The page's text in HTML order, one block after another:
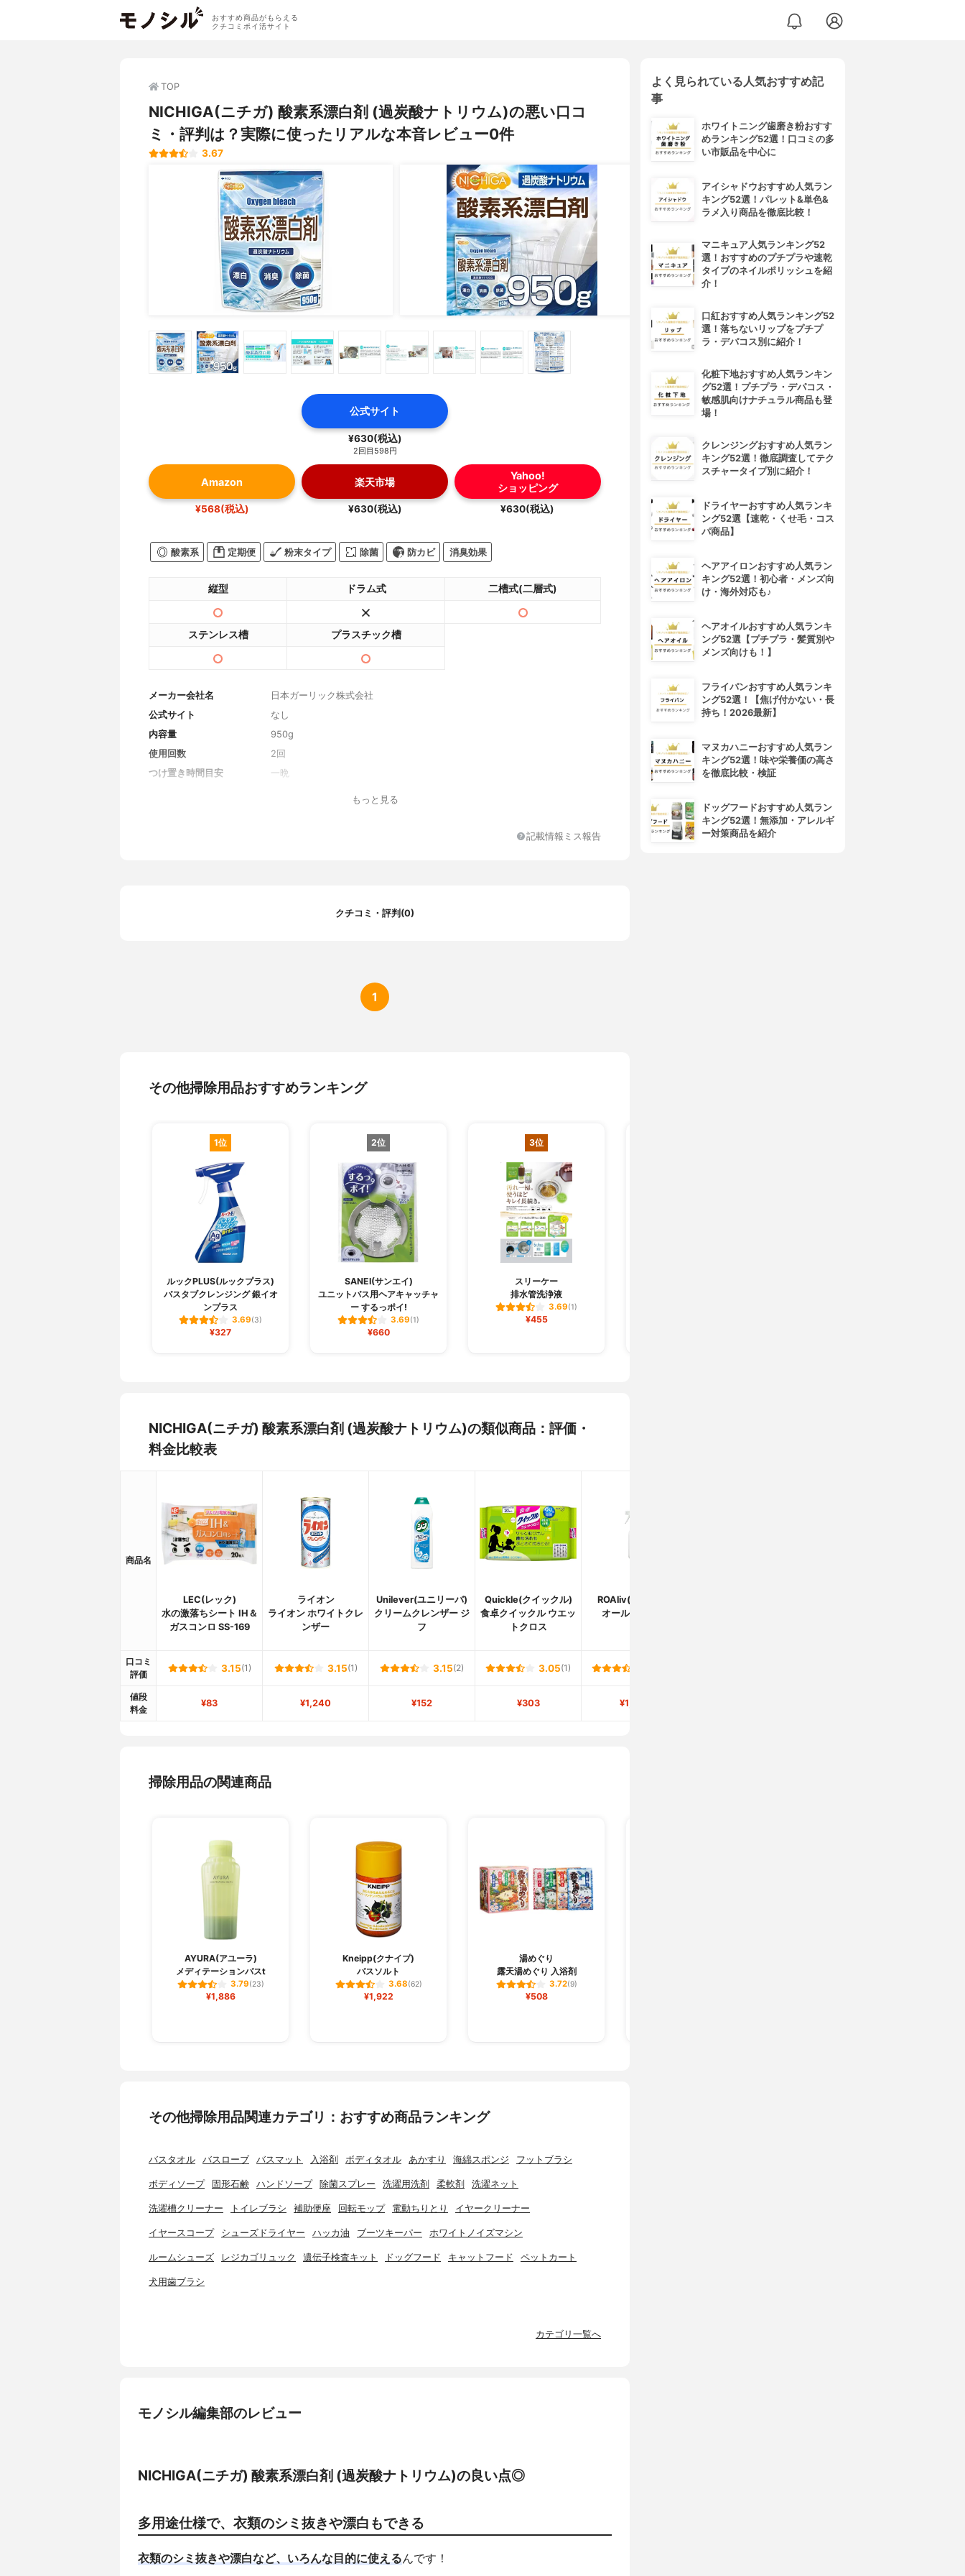
おすすめ商品がもらえる
クチコミポイ活サイト
TOP
NICHIGA(ニチガ) 酸素系漂白剤 (過炭酸ナトリウム)の悪い口コ
ミ・評判は？実際に使ったリアルな本音レビュー0件
3.67
公式サイト
¥630(税込)
2回目598円
Amazon
¥568(税込)
楽天市場
¥630(税込)
Yahoo!
ショッピング
¥630(税込)
酸素系 定期便 粉末タイプ 除菌 防カビ 消臭効果
縦型 ドラム式 二槽式(二層式)
ステンレス槽 プラスチック槽
メーカー会社名
日本ガーリック株式会社
公式サイト
なし
内容量
950g
使用回数
2回
つけ置き時間目安
一晩
もっと見る
記載情報ミス報告
クチコミ・評判(0)
1
その他掃除用品おすすめランキング
1位
ルックPLUS(ルックプラス)
バスタブクレンジング 銀イオ
ンプラス
3.69(3)
¥327
2位
SANEI(サンエイ)
ユニットバス用ヘアキャッチャ
ー するっポイ!
3.69(1)
¥660
3位
スリーケー
排水管洗浄液
3.69(1)
¥455
NICHIGA(ニチガ) 酸素系漂白剤 (過炭酸ナトリウム)の類似商品：評価・
料金比較表
商品名
LEC(レック)
水の激落ちシート IH＆
ガスコンロ SS-169
ライオン
ライオン ホワイトクレ
ンザー
Unilever(ユニリーバ)
クリームクレンザー ジ
フ
Quickle(クイックル)
食卓クイックル ウエッ
トクロス
ROAliv(ロアリブ)
オールクリーン
口コミ
評価
3.15(1) 3.15(1) 3.15(2) 3.05(1)
値段
料金
¥83 ¥1,240 ¥152 ¥303 ¥1,980
掃除用品の関連商品
AYURA(アユーラ)
メディテーションバスt
3.79(23)
¥1,886
Kneipp(クナイプ)
バスソルト
3.68(62)
¥1,922
湯めぐり
露天湯めぐり 入浴剤
3.72(9)
¥508
その他掃除用品関連カテゴリ：おすすめ商品ランキング
バスタオル バスローブ バスマット 入浴剤 ボディタオル あかすり 海綿スポンジ フットブラシ
ボディソープ 固形石鹸 ハンドソープ 除菌スプレー 洗濯用洗剤 柔軟剤 洗濯ネット
洗濯槽クリーナー トイレブラシ 補助便座 回転モップ 電動ちりとり イヤークリーナー
イヤースコープ シューズドライヤー ハッカ油 ブーツキーパー ホワイトノイズマシン
ルームシューズ レジカゴリュック 遺伝子検査キット ドッグフード キャットフード ペットカート
犬用歯ブラシ
カテゴリ一覧へ
モノシル編集部のレビュー
NICHIGA(ニチガ) 酸素系漂白剤 (過炭酸ナトリウム)の良い点◎
多用途仕様で、衣類のシミ抜きや漂白もできる
衣類のシミ抜きや漂白など、いろんな目的に使えるんです！
よく見られている人気おすすめ記
事
ホワイトニング歯磨き粉おすす
めランキング52選！口コミの多
い市販品を中心に
アイシャドウおすすめ人気ラン
キング52選！パレット&単色&
ラメ入り商品を徹底比較！
マニキュア人気ランキング52
選！おすすめのプチプラや速乾
タイプのネイルポリッシュを紹
介！
口紅おすすめ人気ランキング52
選！落ちないリップをプチプ
ラ・デパコス別に紹介！
化粧下地おすすめ人気ランキン
グ52選！プチプラ・デパコス・
敏感肌向けナチュラル商品も登
場！
クレンジングおすすめ人気ラン
キング52選！徹底調査してテク
スチャータイプ別に紹介！
ドライヤーおすすめ人気ランキ
ング52選【速乾・くせ毛・コス
パ商品】
ヘアアイロンおすすめ人気ラン
キング52選！初心者・メンズ向
け・海外対応も♪
ヘアオイルおすすめ人気ランキ
ング52選【プチプラ・髪質別や
メンズ向けも！】
フライパンおすすめ人気ランキ
ング52選！【焦げ付かない・長
持ち！2026最新】
マヌカハニーおすすめ人気ラン
キング52選！味や栄養価の高さ
を徹底比較・検証
ドッグフードおすすめ人気ラン
キング52選！無添加・アレルギ
ー対策商品を紹介